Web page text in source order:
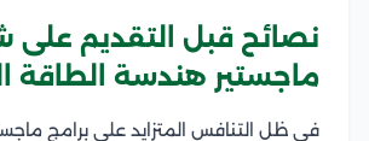
نصائح قبل التقديم على
ماجستير هندسة الطاقة
في ظل التنافس المتزايد على برامج